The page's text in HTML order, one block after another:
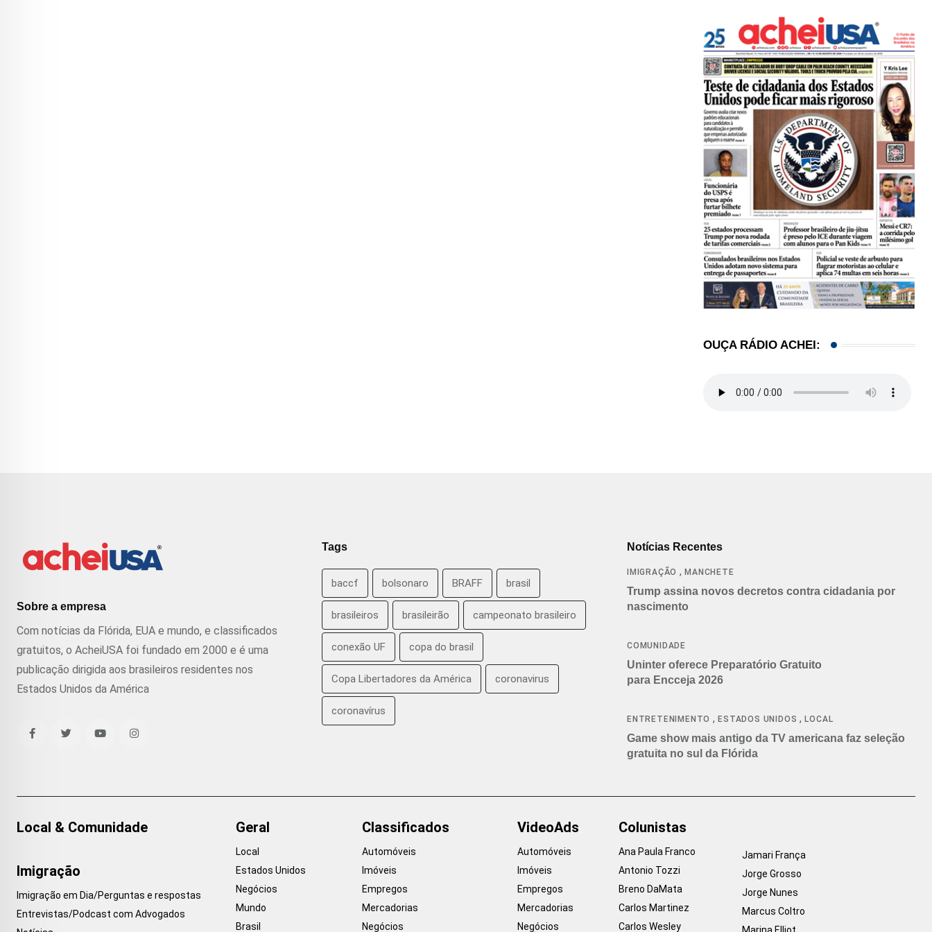
OUÇA RÁDIO ACHEI:
Sobre a empresa
Com notícias da Flórida, EUA e mundo, e classificados
gratuitos, o AcheiUSA foi fundado em 2000 e é uma
publicação dirigida aos brasileiros residentes nos
Estados Unidos da América
Tags
baccf bolsonaro BRAFF brasil
brasileiros brasileirão campeonato brasileiro
conexão UF copa do brasil
Copa Libertadores da América coronavirus
coronavírus
Notícias Recentes
IMIGRAÇÃO ,MANCHETE
Trump assina novos decretos contra cidadania por
nascimento
COMUNIDADE
Uninter oferece Preparatório Gratuito
para Encceja 2026
ENTRETENIMENTO ,ESTADOS UNIDOS ,LOCAL
Game show mais antigo da TV americana faz seleção
gratuita no sul da Flórida
Local & Comunidade
Imigração
Imigração em Dia/Perguntas e respostas
Entrevistas/Podcast com Advogados
Geral
Local
Estados Unidos
Negócios
Mundo
Brasil
Classificados
Automóveis
Imóveis
Empregos
Mercadorias
Negócios
VideoAds
Automóveis
Imóveis
Empregos
Mercadorias
Negócios
Colunistas
Ana Paula Franco
Antonio Tozzi
Breno DaMata
Carlos Martinez
Carlos Wesley
Jamari França
Jorge Grosso
Jorge Nunes
Marcus Coltro